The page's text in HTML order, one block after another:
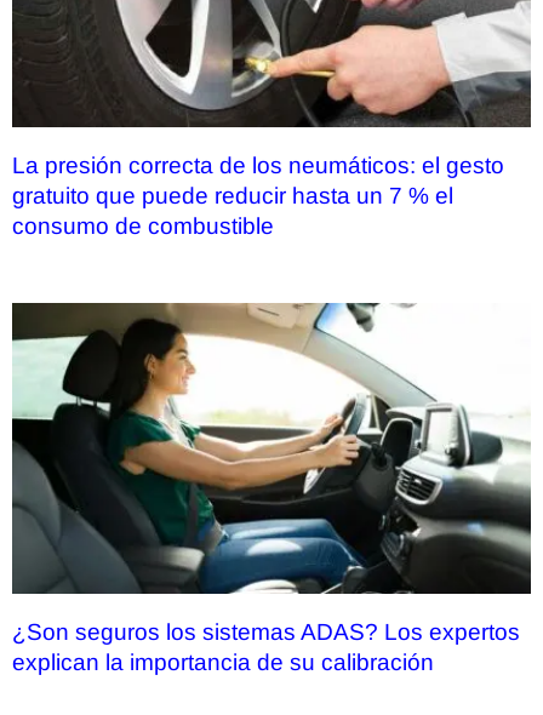
La presión correcta de los neumáticos: el gesto
gratuito que puede reducir hasta un 7 % el
consumo de combustible
¿Son seguros los sistemas ADAS? Los expertos
explican la importancia de su calibración